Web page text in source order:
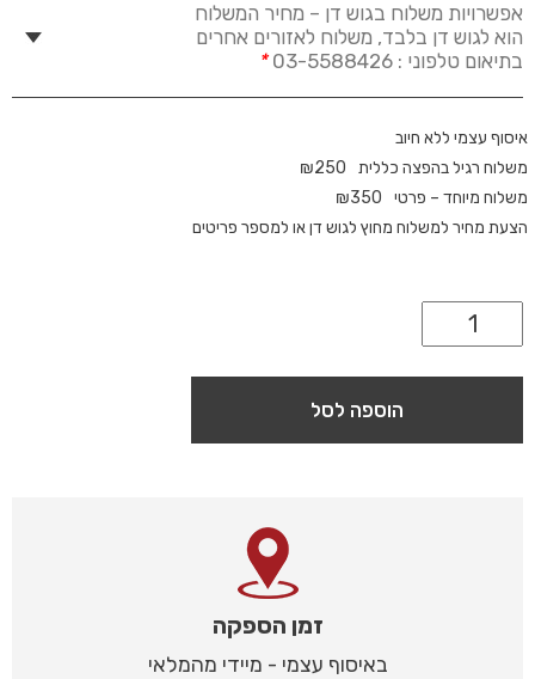
אפשרויות משלוח בגוש דן – מחיר המשלוח
הוא לגוש דן בלבד, משלוח לאזורים אחרים
בתיאום טלפוני : 03-5588426
*
איסוף עצמי ללא חיוב
משלוח רגיל בהפצה כללית
₪250
משלוח מיוחד – פרטי
₪350
הצעת מחיר למשלוח מחוץ לגוש דן או למספר פריטים
הוספה לסל
זמן הספקה
באיסוף עצמי - מיידי מהמלאי